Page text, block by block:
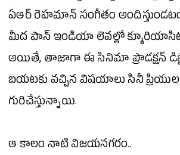
ఏఆర్ రెహమాన్ సంగీతం
మీద పాన్ ఇండియా లెవల్లో
అయితే, తాజాగా ఈసినిమా ప్రొడక్షన్
బయటకు వచ్చిన విషయాలు సినీ
గురిచేస్తున్నాయి.
ఆ కాలం నాటి విజయనగరం..